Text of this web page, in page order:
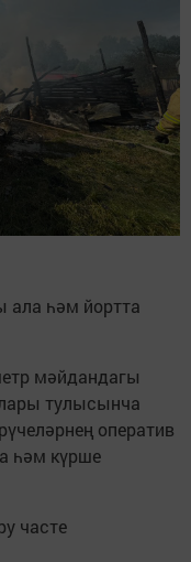
ала һәм йортта
мәйдандагы
тулысынча
оператив
һәм күрше
часте